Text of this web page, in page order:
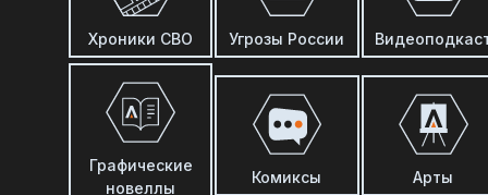
Хроники СВО Угрозы России
Графические
новеллы
Комиксы Арты